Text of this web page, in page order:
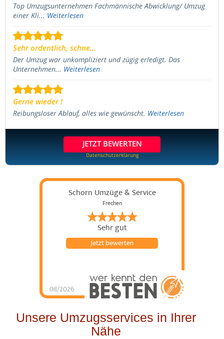
Top Umzugsunternehmen Fachmännische Abwicklung/ Umzug
einer Kli... Weiterlesen
Sehr ordentlich, schne...
Der Umzug war unkompliziert und zügig erledigt. Das
Unternehmen... Weiterlesen
Gerne wieder !
Reibungsloser Ablauf, alles wie gewünscht. Weiterlesen
JETZT BEWERTEN
Datenschutzerklärung
Schorn Umzüge & Service
Frechen
Sehr gut
08/2026
Jetzt bewerten
Schorn Umzüge &
Service hat 4.98von
Umzüge &
ServiceBewertungen
auf
Unsere Umzugsservices in Ihrer
Nähe